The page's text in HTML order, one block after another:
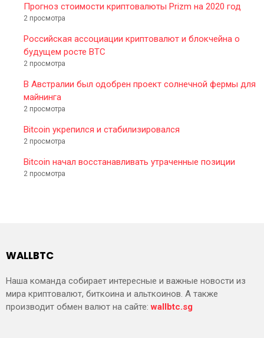
Прогноз стоимости криптовалюты Prizm на 2020 год
2 просмотра
Российская ассоциации криптовалют и блокчейна о
будущем росте BTC
2 просмотра
В Австралии был одобрен проект солнечной фермы для
майнинга
2 просмотра
Bitcoin укрепился и стабилизировался
2 просмотра
Bitcoin начал восстанавливать утраченные позиции
2 просмотра
WALLBTC
Наша команда собирает интересные и важные новости из
мира криптовалют, биткоина и альткоинов. А также
производит обмен валют на сайте:wallbtc.sg